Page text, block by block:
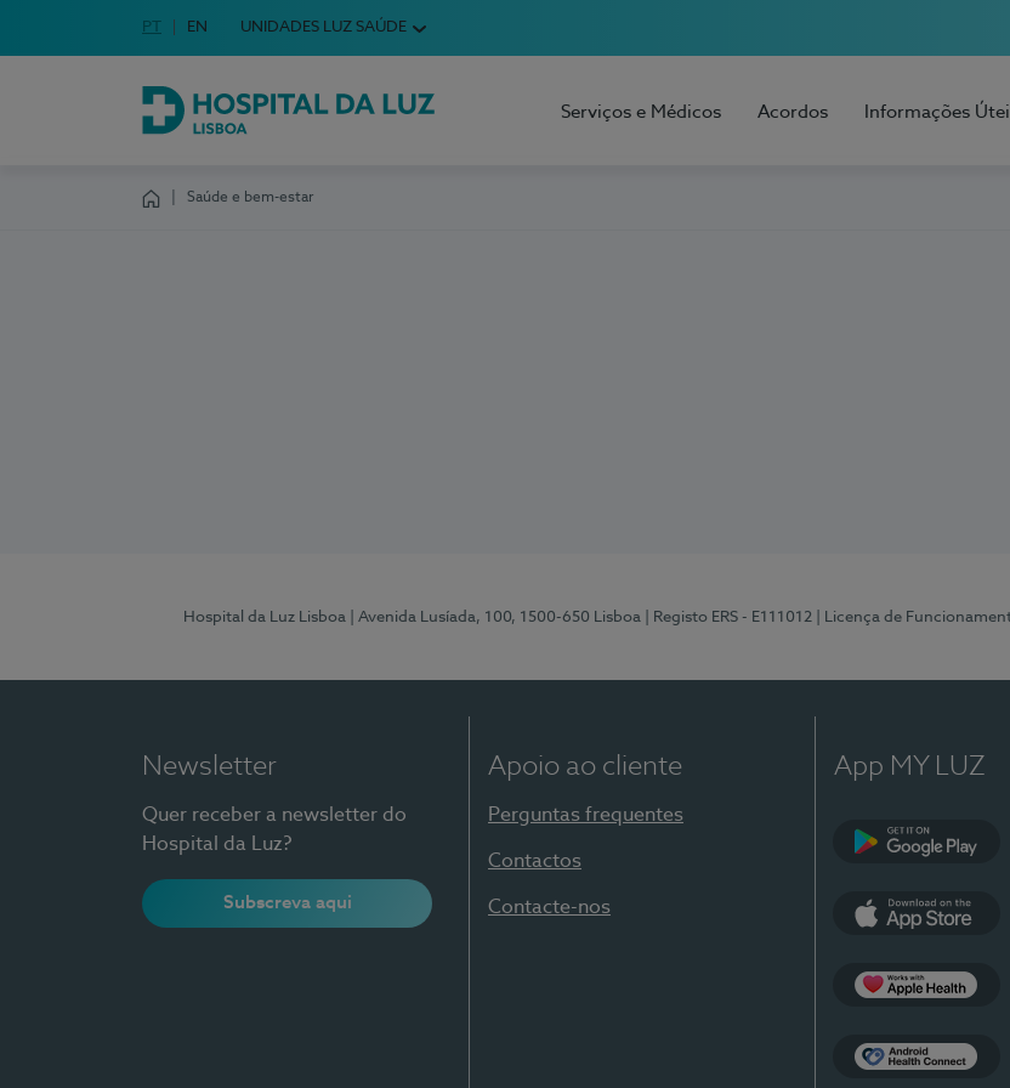
Escolha o seu idioma
Idioma em Português
PT English Language
EN UNIDADES LUZ SAÚDE
Hospital da Luz Lisboa
Serviços e Médicos Acordos Informações
Saúde e bem-estar
Hospital da Luz Lisboa | Avenida Lusíada, 100, 1500-650 Lisboa | Registo ERS - E111012 | Licença de
Newsletter
Quer receber a newsletter do
Hospital da Luz?
Subscreva aqui
Apoio ao cliente
Perguntas frequentes
Contactos
Contacte-nos
App MY LUZ